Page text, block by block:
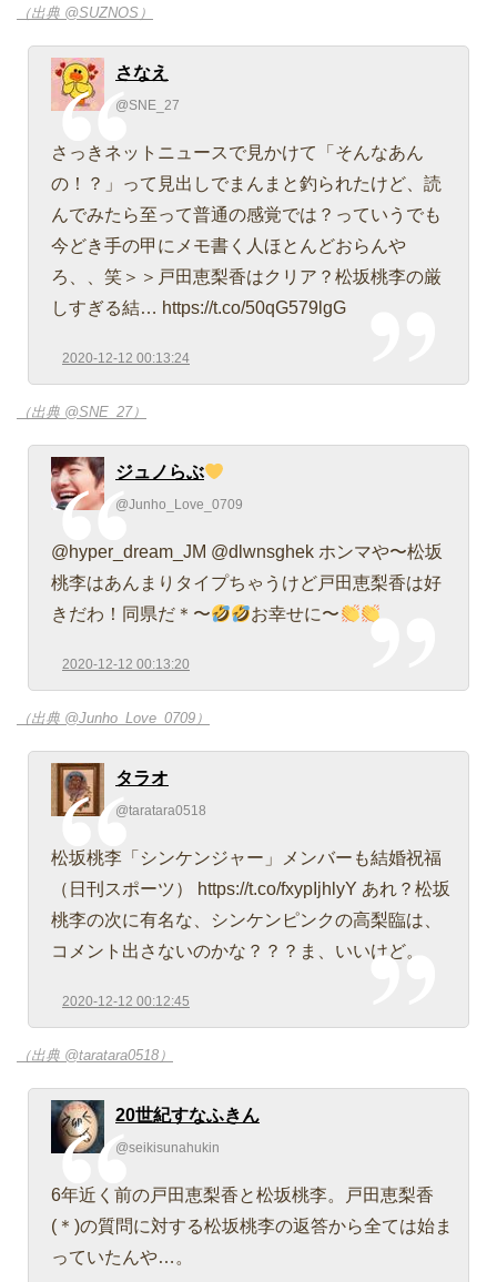
（出典 @SUZNOS）
さなえ
@SNE_27
さっきネットニュースで見かけて「そんなあん
の！？」って見出しでまんまと釣られたけど、読
んでみたら至って普通の感覚では？っていうでも
今どき手の甲にメモ書く人ほとんどおらんや
ろ、、笑＞＞戸田恵梨香はクリア？松坂桃李の厳
しすぎる結… https://t.co/50qG579lgG
2020-12-12 00:13:24
（出典 @SNE_27）
ジュノらぶ
@Junho_Love_0709
@hyper_dream_JM @dlwnsghek ホンマや〜松坂
桃李はあんまりタイプちゃうけど戸田恵梨香は好
きだわ！同県だ＊〜
お幸せに〜
2020-12-12 00:13:20
（出典 @Junho_Love_0709）
タラオ
@taratara0518
松坂桃李「シンケンジャー」メンバーも結婚祝福
（日刊スポーツ） https://t.co/fxypIjhlyY あれ？松坂
桃李の次に有名な、シンケンピンクの高梨臨は、
コメント出さないのかな？？？ま、いいけど。
2020-12-12 00:12:45
（出典 @taratara0518）
20世紀すなふきん
@seikisunahukin
6年近く前の戸田恵梨香と松坂桃李。戸田恵梨香
(＊)の質問に対する松坂桃李の返答から全ては始ま
っていたんや…。